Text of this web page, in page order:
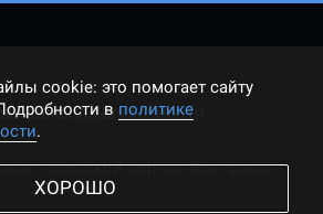
КОНФИДЕНЦИАЛЬНОСТИ
городской портал, Все права
защищены.
cookie: это помогает сайту
в политике
.
ХОРОШО